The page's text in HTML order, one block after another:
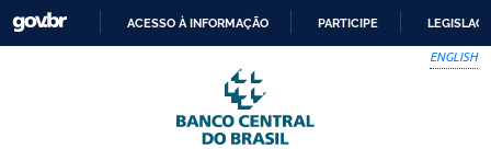
Skip to main content
PARA
O
CONTEÚDO
ACESSO À INFORMAÇÃO PARTICIPE
ENGLISH